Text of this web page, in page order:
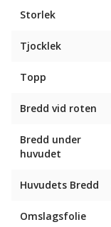
Storlek
Tjocklek
Topp
Bredd vid roten
Bredd under
huvudet
Huvudets Bredd
Omslagsfolie